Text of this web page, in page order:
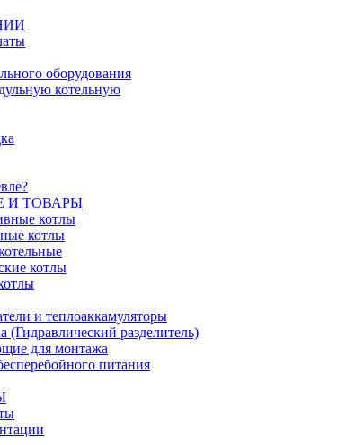
оборудования
котельную
И ТОВАРЫ
котлы
котлы
котлы
и теплоаккамуляторы
(Гидравлический разделитель)
для монтажа
питания